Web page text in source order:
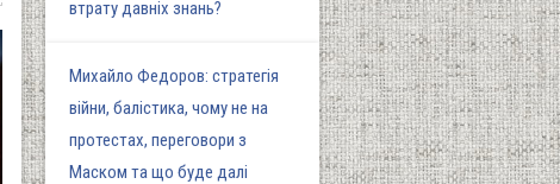
втрату давніх знань?
Михайло Федоров: стратегія
війни, балістика, чому не на
протестах, переговори з
Маском та що буде далі